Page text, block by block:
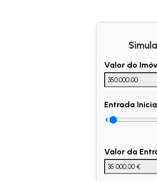
Valor do
Entrada
Valor da